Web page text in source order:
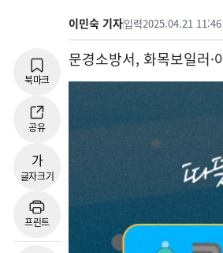
이민숙 기자입력2025.04.21 11:46
북마크
공유
가
글자크기
프린트
문경소방서, 화목보일러·